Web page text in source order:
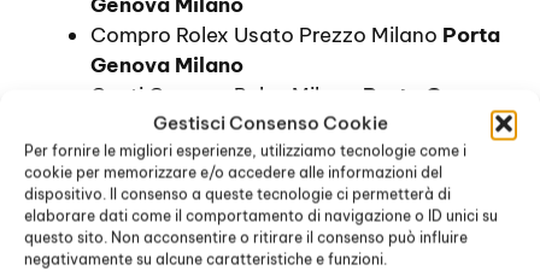
Gestisci Consenso Cookie
Per fornire le migliori esperienze, utilizziamo tecnologie come i
cookie per memorizzare e/o accedere alle informazioni del
dispositivo. Il consenso a queste tecnologie ci permetterà di
elaborare dati come il comportamento di navigazione o ID unici su
questo sito. Non acconsentire o ritirare il consenso può influire
negativamente su alcune caratteristiche e funzioni.
Compro Rolex Usato Prezzo Milano Porta
Genova Milano
Costi Compro Rolex Milano Porta Genova
Milano
Costo Compro Rolex MilanoPorta
Genova Milano
Dove Comprare Rolex Prezzi MilanoPorta
Genova Milano